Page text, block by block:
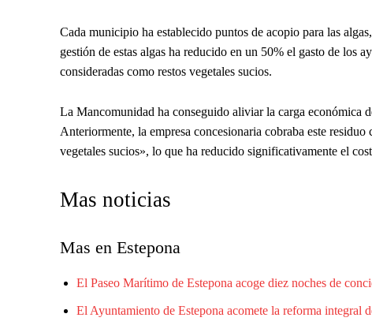
Cada municipio ha establecido puntos de acopio para las
gestión de estas algas ha reducido en un 50% el gasto de los
consideradas como restos vegetales sucios.
La Mancomunidad ha conseguido aliviar la carga económica
Anteriormente, la empresa concesionaria cobraba este
vegetales sucios», lo que ha reducido significativamente el
Mas noticias
Mas en Estepona
El Paseo Marítimo de Estepona acoge diez noches de
El Ayuntamiento de Estepona acomete la reforma integral